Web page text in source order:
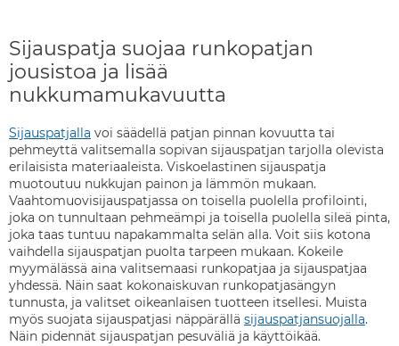
Sijauspatja suojaa runkopatjan
jousistoa ja lisää
nukkumamukavuutta
Sijauspatjalla voi säädellä patjan pinnan kovuutta tai
pehmeyttä valitsemalla sopivan sijauspatjan tarjolla olevista
erilaisista materiaaleista. Viskoelastinen sijauspatja
muotoutuu nukkujan painon ja lämmön mukaan.
Vaahtomuovisijauspatjassa on toisella puolella profilointi,
joka on tunnultaan pehmeämpi ja toisella puolella sileä pinta,
joka taas tuntuu napakammalta selän alla. Voit siis kotona
vaihdella sijauspatjan puolta tarpeen mukaan. Kokeile
myymälässä aina valitsemaasi runkopatjaa ja sijauspatjaa
yhdessä. Näin saat kokonaiskuvan runkopatjasängyn
tunnusta, ja valitset oikeanlaisen tuotteen itsellesi. Muista
myös suojata sijauspatjasi näppärällä sijauspatjansuojalla.
Näin pidennät sijauspatjan pesuväliä ja käyttöikää.